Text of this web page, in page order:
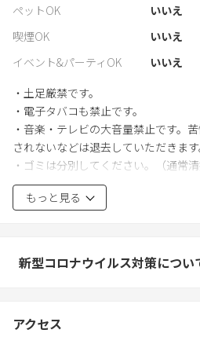
ペットOK
いいえ
喫煙OK
いいえ
イベント&パーティOK
いいえ
・土足厳禁です。
・電子タバコも禁止です。
・音楽・テレビの大音量禁止です。
されないなどは退去していただきます
・ゴミは分別してください。（通常
場合、別途清掃料や損害賠償請求とな
・節電・節水にご協力ください。
・室内の設備品は室外へ持ち出し禁止
・建物、室内、備品の破損、汚損が
ん。
もっと見る
新型コロナウイルス対策につい
アクセス